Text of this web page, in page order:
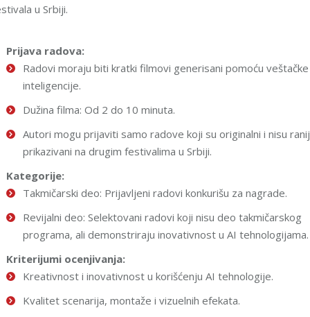
u Srbiji.
Prijava radova:
Radovi moraju biti kratki filmovi generisani pomoću veštačke
inteligencije.
Dužina filma: Od 2 do 10 minuta.
Autori mogu prijaviti samo radove koji su originalni i nisu
prikazivani na drugim festivalima u Srbiji.
Kategorije:
Takmičarski deo: Prijavljeni radovi konkurišu za nagrade.
Revijalni deo: Selektovani radovi koji nisu deo takmičarskog
programa, ali demonstriraju inovativnost u AI tehnologijama.
Kriterijumi ocenjivanja:
Kreativnost i inovativnost u korišćenju AI tehnologije.
Kvalitet scenarija, montaže i vizuelnih efekata.